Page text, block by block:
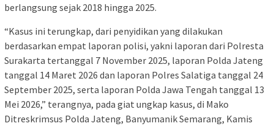
berlangsung sejak 2018 hingga 2025.
“Kasus ini terungkap, dari penyidikan yang dilakukan
berdasarkan empat laporan polisi, yakni laporan dari Polresta
Surakarta tertanggal 7 November 2025, laporan Polda Jateng
tanggal 14 Maret 2026 dan laporan Polres Salatiga tanggal 24
September 2025, serta laporan Polda Jawa Tengah tanggal 13
Mei 2026,” terangnya, pada giat ungkap kasus, di Mako
Ditreskrimsus Polda Jateng, Banyumanik Semarang, Kamis